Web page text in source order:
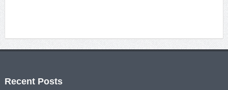
Recent Posts